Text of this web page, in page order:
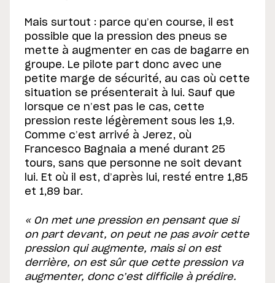
Mais surtout : parce qu’en course, il est
possible que la pression des pneus se
mette à augmenter en cas de bagarre en
groupe. Le pilote part donc avec une
petite marge de sécurité, au cas où cette
situation se présenterait à lui. Sauf que
lorsque ce n’est pas le cas, cette
pression reste légèrement sous les 1,9.
Comme c’est arrivé à Jerez, où
Francesco Bagnaia a mené durant 25
tours, sans que personne ne soit devant
lui. Et où il est, d’après lui, resté entre 1,85
et 1,89 bar.
« On met une pression en pensant que si
on part devant, on peut ne pas avoir cette
pression qui augmente, mais si on est
derrière, on est sûr que cette pression va
augmenter, donc c’est difficile à prédire.